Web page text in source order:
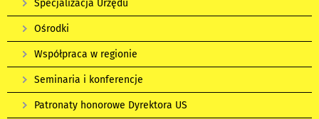
Specjalizacja Urzędu
Ośrodki
Współpraca w regionie
Seminaria i konferencje
Patronaty honorowe Dyrektora US